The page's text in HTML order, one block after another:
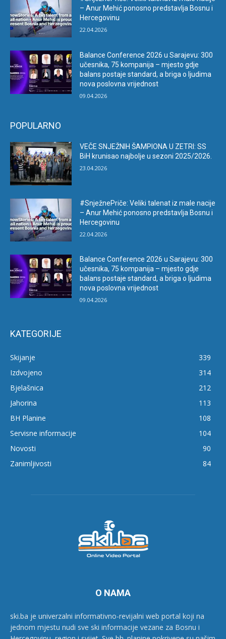
– Anur Mehić ponosno predstavlja Bosnu i
Hercegovinu
22.04.2026
Balance Conference 2026 u Sarajevu: 300
učesnika, 75 kompanija – mjesto gdje
balans postaje standard, a briga o ljudima
nova poslovna vrijednost
09.04.2026
POPULARNO
VEČE SNJEŽNIH ŠAMPIONA U ZETRI: SS
BiH krunisao najbolje u sezoni 2025/2026.
23.04.2026
#SnježnePriče: Veliki talenat iz male nacije
– Anur Mehić ponosno predstavlja Bosnu i
Hercegovinu
22.04.2026
Balance Conference 2026 u Sarajevu: 300
učesnika, 75 kompanija – mjesto gdje
balans postaje standard, a briga o ljudima
nova poslovna vrijednost
09.04.2026
KATEGORIJE
Skijanje
339
Izdvojeno
314
Bjelašnica
212
Jahorina
113
BH Planine
108
Servisne informacije
104
Novosti
90
Zanimljivosti
84
O NAMA
ski.ba je univerzalni informativno-revijalni web portal koji na
jednom mjestu nudi sve ski informacije vezane za Bosnu i